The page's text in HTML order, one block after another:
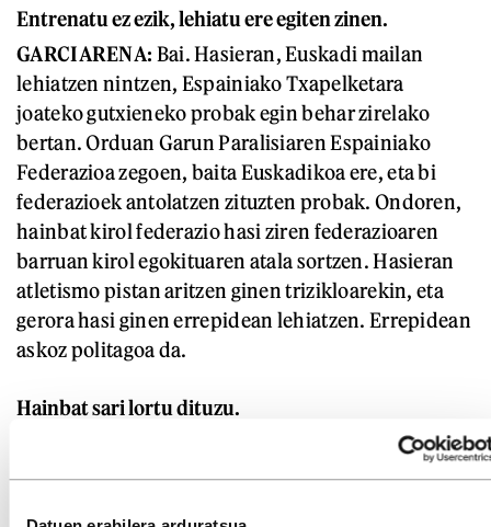
Entrenatu ez ezik, lehiatu ere egiten zinen.
GARCIARENA: Bai. Hasieran, Euskadi mailan
lehiatzen nintzen, Espainiako Txapelketara
joateko gutxieneko probak egin behar zirelako
bertan. Orduan Garun Paralisiaren Espainiako
Federazioa zegoen, baita Euskadikoa ere, eta bi
federazioek antolatzen zituzten probak. Ondoren,
hainbat kirol federazio hasi ziren federazioaren
barruan kirol egokituaren atala sortzen. Hasieran
atletismo pistan aritzen ginen trizikloarekin, eta
gerora hasi ginen errepidean lehiatzen. Errepidean
askoz politagoa da.
Hainbat sari lortu dituzu.
Gipuzkoako Txapelketa ia beti